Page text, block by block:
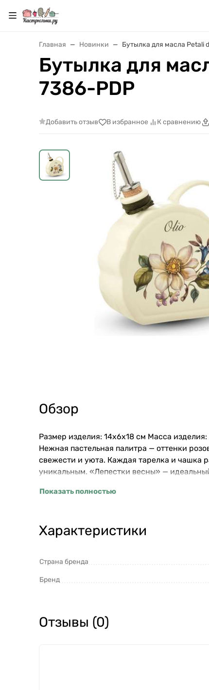
Главная Новинки Бутылка для масла Petali
Бутылка для
7386-PDP
Добавить отзыв В избранное К сравнению
Обзор
Размер изделия: 14x6x18 см Масса
Нежная пастельная палитра — оттенки
свежести и уюта. Каждая тарелка и чашка
уникальным. «Лепестки весны» —
Показать полностью
Характеристики
Страна бренда
Бренд
Отзывы (0)